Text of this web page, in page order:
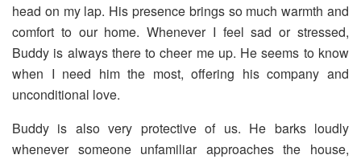
head on my lap. His presence brings so much warmth and
comfort to our home. Whenever I feel sad or stressed,
Buddy is always there to cheer me up. He seems to know
when I need him the most, offering his company and
unconditional love.
Buddy is also very protective of us. He barks loudly
whenever someone unfamiliar approaches the house,